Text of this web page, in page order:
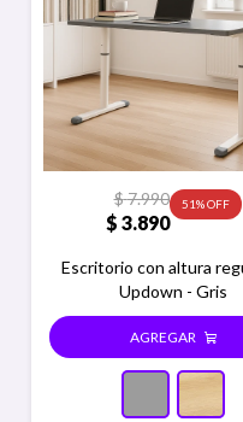
$ 3.890
$7.990 51
Escritorio con altura
Updown - Gris